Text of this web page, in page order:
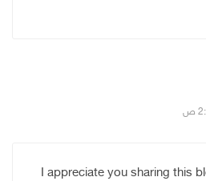
I appreciate you sharing this